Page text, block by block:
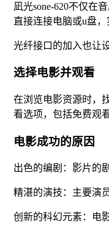
凪光sone-620不仅在
直接连接电脑或u盘
光纤接口的加入也让
选择电影并观看
在浏览电影资源时，
看选项，包括免费观
电影成功的原因
出色的编剧：影片的
精湛的演技：主要演
创新的科幻元素：电